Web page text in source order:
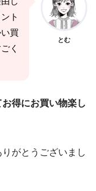
ト
買
く
とむ
お得にお買い物楽し
がとうございまし